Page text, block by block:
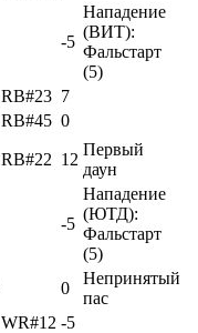
-5
Нападение
(ВИТ):
Фальстарт
(5)
RB#23 7
RB#45 0
RB#22 12
Первый
даун
-5
Нападение
(ЮТД):
Фальстарт
(5)
0
Непринятый
пас
WR#12 -5